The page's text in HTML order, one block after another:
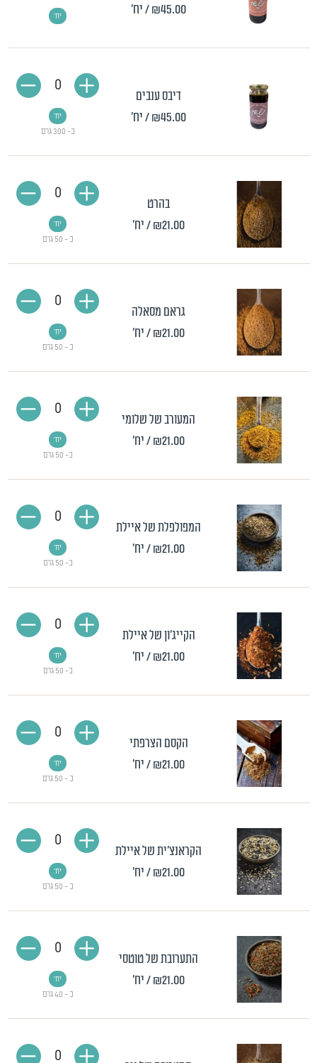
₪45.00/ יח' יח'
דיבס ענבים
₪45.00/ יח'
כ- 300 גרם
יח'
0
בהרט
₪21.00/ יח'
כ - 50 גרם
יח'
0
גראם מסאלה
₪21.00/ יח'
כ - 50 גרם
יח'
0
המעורב של שלומי
₪21.00/ יח'
כ- 50 גרם
יח'
0
המפולפלת של איילת
₪21.00/ יח'
כ- 50 גרם
יח'
0
הקייג'ון של איילת
₪21.00/ יח'
כ- 50 גרם
יח'
0
הקסם הצרפתי
₪21.00/ יח'
כ - 50 גרם
יח'
0
הקראנצ'ית של איילת
₪21.00/ יח'
כ - 50 גרם
יח'
0
התערובת של טוטסי
₪21.00/ יח'
כ - 40 גרם
יח'
0
0